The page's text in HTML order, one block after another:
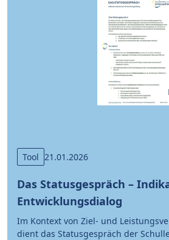
Tool 21.01.2026
Das Statusgespräch –
Entwicklungsdialog
Im Kontext von Ziel- und
dient das Statusgespräch der